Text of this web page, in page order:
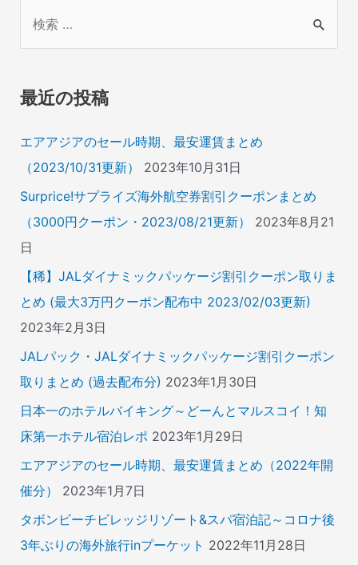
象
最近の投稿
エアアジアのセール時期、最安運賃まとめ
（2023/10/31更新）
2023年10月31日
Surprice!サプライズ海外航空券割引クーポンまとめ
（3000円クーポン・2023/08/21更新）
2023年8月21
日
【稀】JALダイナミックパッケージ割引クーポン取りま
とめ (最大3万円クーポン配布中 2023/02/03更新)
2023年2月3日
JALパック・JALダイナミックパッケージ割引クーポン
取りまとめ (過去配布分) 2023年1月30日
日本一のホテルバイキング～どーんとマルスコイ！知
床第一ホテル宿泊レポ 2023年1月29日
エアアジアのセール時期、最安運賃まとめ（2022年開
催分）
2023年1月7日
タボンビーチビレッジリゾート&スパ宿泊記～コロナ後
3年ぶりの海外旅行inプーケット 2022年11月28日